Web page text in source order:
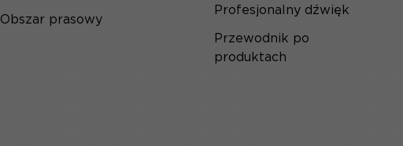
Obszar prasowy
Profesjonalny dźwięk
Przewodnik po
produktach